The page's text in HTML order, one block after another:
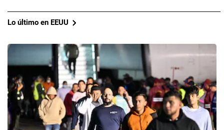
Lo último en EEUU